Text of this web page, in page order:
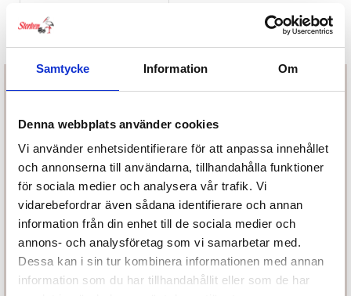
Samtycke Information Om
Denna webbplats använder cookies
Vi använder enhetsidentifierare för att anpassa innehållet
och annonserna till användarna, tillhandahålla funktioner
för sociala medier och analysera vår trafik. Vi
vidarebefordrar även sådana identifierare och annan
information från din enhet till de sociala medier och
annons- och analysföretag som vi samarbetar med.
Dessa kan i sin tur kombinera informationen med annan
information som du har tillhandahållit eller som de har
Prenumerera på vårt nyhetsbrev
Kundservice